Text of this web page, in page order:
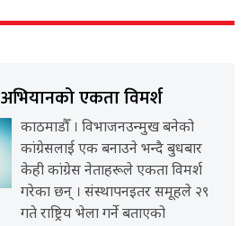
एकता विमर्श
काठमाडौँ । विभाजनउन्मुख बनेको
कांग्रेसलाई एक बनाउने भन्दै बुधबार
केही कांग्रेस नेताहरूले एकता विमर्श
गरेका छन् । संस्थापनइतर समूहले २९
गते राष्ट्रिय भेला गर्ने बताएको